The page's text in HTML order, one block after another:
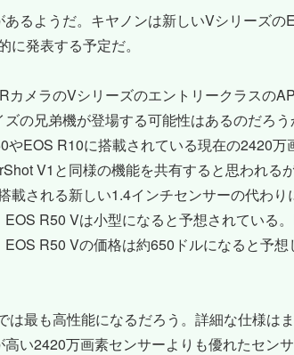
るようだ。キヤノンは新しいVシリーズの
に発表する予定だ。
カメラのVシリーズのエントリークラスの
の兄弟機が登場する可能性はあるのだろ
やEOS R10に搭載されている現在の2420
V1と同様の機能を共有すると思われる
載される新しい1.4インチセンサーの代わ
R50 Vは小型になると予想されている
R50 Vの価格は約650ドルになると予
は最も高性能になるだろう。詳細な仕様は
い2420万画素センサーよりも優れたセン